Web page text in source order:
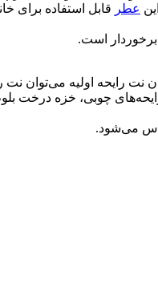
عطر قابل استفاده برای
نت رایحه اولیه می‌توان
چوبی، خزه درخت
می‌شود.